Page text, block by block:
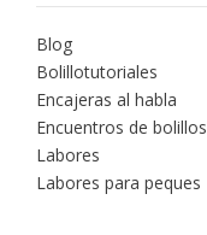
Blog
Bolillotutoriales
Encajeras al habla
Encuentros de bolillos
Labores
Labores para peques